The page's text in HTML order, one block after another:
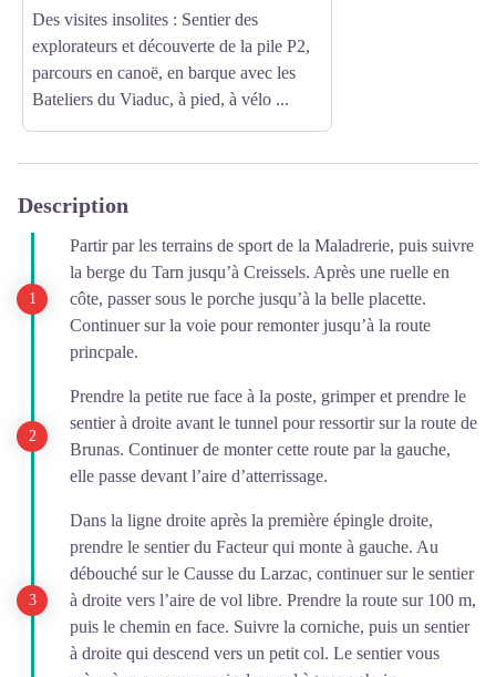
Des visites insolites : Sentier des
explorateurs et découverte de la pile P2,
parcours en canoë, en barque avec les
Bateliers du Viaduc, à pied, à vélo ...
Description
Partir par les terrains de sport de la Maladrerie, puis suivre
la berge du Tarn jusqu’à Creissels. Après une ruelle en
côte, passer sous le porche jusqu’à la belle placette.
Continuer sur la voie pour remonter jusqu’à la route
princpale.
Prendre la petite rue face à la poste, grimper et prendre le
sentier à droite avant le tunnel pour ressortir sur la route de
Brunas. Continuer de monter cette route par la gauche,
elle passe devant l’aire d’atterrissage.
Dans la ligne droite après la première épingle droite,
prendre le sentier du Facteur qui monte à gauche. Au
débouché sur le Causse du Larzac, continuer sur le sentier
à droite vers l’aire de vol libre. Prendre la route sur 100 m,
puis le chemin en face. Suivre la corniche, puis un sentier
à droite qui descend vers un petit col. Le sentier vous